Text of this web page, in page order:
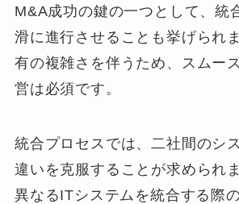
M&A成功の鍵の一つとして、統
滑に進行させることも挙げられ
有の複雑さを伴うため、スムー
営は必須です。
統合プロセスでは、二社間のシ
違いを克服することが求められ
異なるITシステムを統合する際